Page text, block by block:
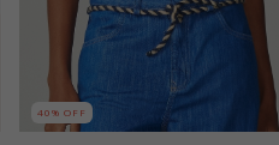
40% OFF